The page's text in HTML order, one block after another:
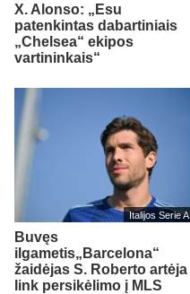
X. Alonso: „Esu
patenkintas dabartiniais
„Chelsea“ ekipos
vartininkais“
Italijos Serie A
Buvęs
ilgametis„Barcelona“
žaidėjas S. Roberto artėja
link persikėlimo į MLS